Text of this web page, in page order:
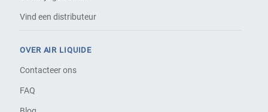
Vind een distributeur
OVER AIR LIQUIDE
Contacteer ons
FAQ